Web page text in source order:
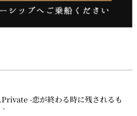
-恋が終わる時に残されるも
-